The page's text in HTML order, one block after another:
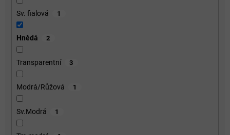
Sv. fialová 1
Hnědá 2
Transparentní 3
Modrá/Růžová 1
Sv.Modrá 1